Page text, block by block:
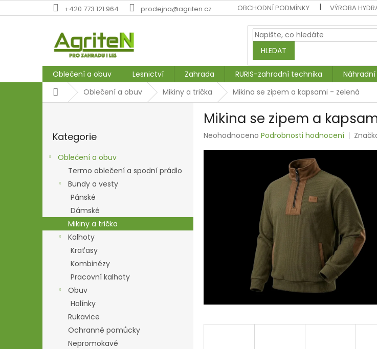
na
+420 773 121 964 prodejna@agriten.cz OBCHODNÍ PODMÍNKY VÝROBA
HLEDAT
Oblečení a obuv Lesnictví Zahrada RURIS-zahradní technika
DomůOblečení a obuv Mikiny a trička Mikina se zipem a kapsami - zelená
a
n
kategorie
Kategorie
Oblečení a obuv
Termo oblečení a spodní prádlo
Bundy a vesty
Pánské
Dámské
Mikiny a trička
Kalhoty
Kraťasy
Kombinézy
Pracovní kalhoty
Obuv
Holínky
Rukavice
Ochranné pomůcky
Nepromokavé
Mikina se zipem a
Průměrné
Neohodnoceno Podrobnosti hodnocení